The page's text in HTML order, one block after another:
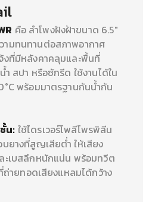
คือ ลำโพงฝังฝ้าขนาด 6.5"
มทนทานต่อสภาพอากาศ
งที่มีหลังคาคลุมและพื้นที่
สปา หรือซักรีด ใช้งานได้ใน
พร้อมมาตรฐานกันน้ำกัน
น: ใช้ไดรเวอร์โพลีโพรพิลีน
ยางที่สูญเสียต่ำ ให้เสียง
ะเบสลึกหนักแน่น พร้อมทวีต
ถ่ายทอดเสียงแหลมได้กว้าง